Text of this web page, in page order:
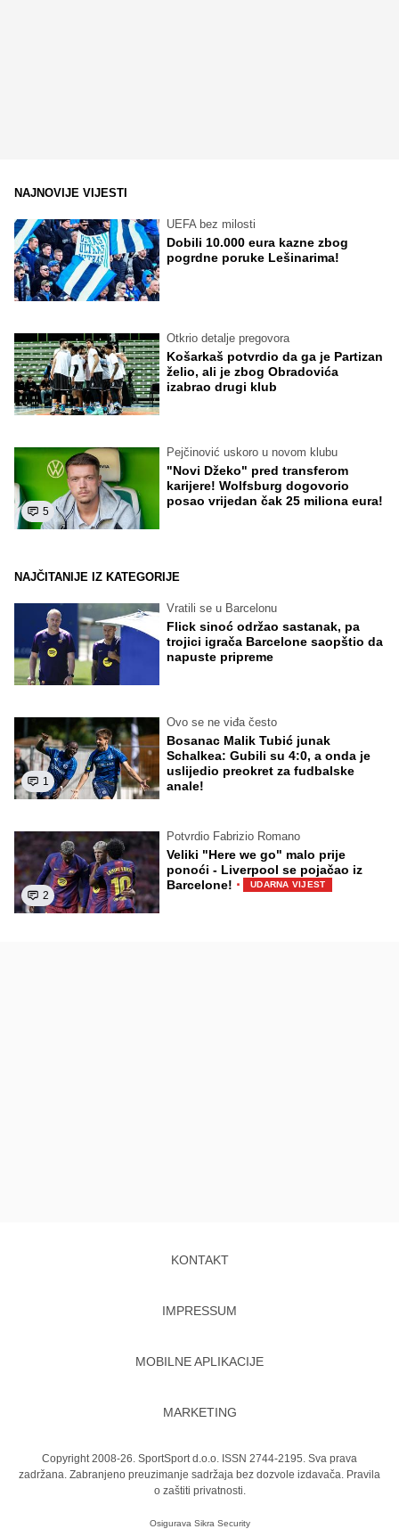
NAJNOVIJE VIJESTI
UEFA bez milosti
Dobili 10.000 eura kazne zbog
pogrdne poruke Lešinarima!
Otkrio detalje pregovora
Košarkaš potvrdio da ga je Partizan
želio, ali je zbog Obradovića
izabrao drugi klub
5
Pejčinović uskoro u novom klubu
"Novi Džeko" pred transferom
karijere! Wolfsburg dogovorio
posao vrijedan čak 25 miliona eura!
NAJČITANIJE IZ KATEGORIJE
Vratili se u Barcelonu
Flick sinoć održao sastanak, pa
trojici igrača Barcelone saopštio da
napuste pripreme
1
Ovo se ne viđa često
Bosanac Malik Tubić junak
Schalkea: Gubili su 4:0, a onda je
uslijedio preokret za fudbalske
anale!
2
Potvrdio Fabrizio Romano
Veliki "Here we go" malo prije
ponoći - Liverpool se pojačao iz
Barcelone! · UDARNA VIJEST
KONTAKT
IMPRESSUM
MOBILNE APLIKACIJE
MARKETING
Copyright 2008-26. SportSport d.o.o. ISSN 2744-2195. Sva prava
zadržana. Zabranjeno preuzimanje sadržaja bez dozvole izdavača. Pravila
o zaštiti privatnosti.
Osigurava Sikra Security